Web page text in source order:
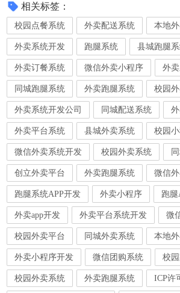
相关标签：
校园点餐系统 外卖配送系统 本地
外卖系统开发 跑腿系统 县城跑腿
外卖订餐系统 微信外卖小程序 外
同城跑腿系统 外卖跑腿系统 校园
外卖系统开发公司 同城配送系统
外卖平台系统 县城外卖系统 校园
微信外卖系统开发 校园外卖系统
创立外卖平台 外卖跑腿系统 微信
跑腿系统APP开发 外卖小程序 跑腿
外卖app开发 外卖平台系统开发 微
校园外卖平台 同城外卖系统 本地
外卖小程序开发 微信团购系统 校
校园外卖系统 外卖跑腿系统 ICP许